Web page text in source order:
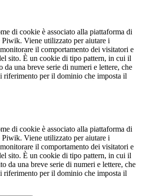
di cookie è associato alla piattaforma di
Piwik. Viene utilizzato per aiutare i
il comportamento dei visitatori e
sito. È un cookie di tipo pattern, in cui il
da una breve serie di numeri e lettere, che
riferimento per il dominio che imposta il
di cookie è associato alla piattaforma di
Piwik. Viene utilizzato per aiutare i
il comportamento dei visitatori e
sito. È un cookie di tipo pattern, in cui il
da una breve serie di numeri e lettere, che
riferimento per il dominio che imposta il